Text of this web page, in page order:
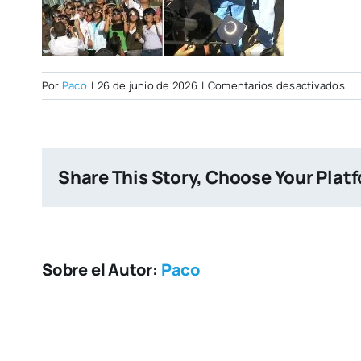
Por Paco | 26 de junio de 2026 | Comentarios desactivadosen
de
Share This Story, Choose Your
Sobre el Autor: Paco